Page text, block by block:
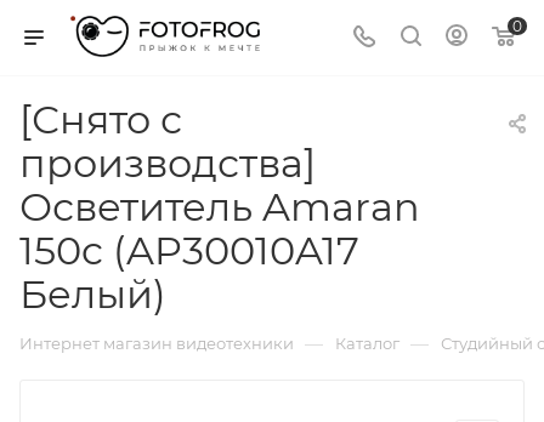
0
[Снято с
производства]
Осветитель Amaran
150c (AP30010A17
Белый)
Интернет магазин видеотехники — Каталог — Студийный